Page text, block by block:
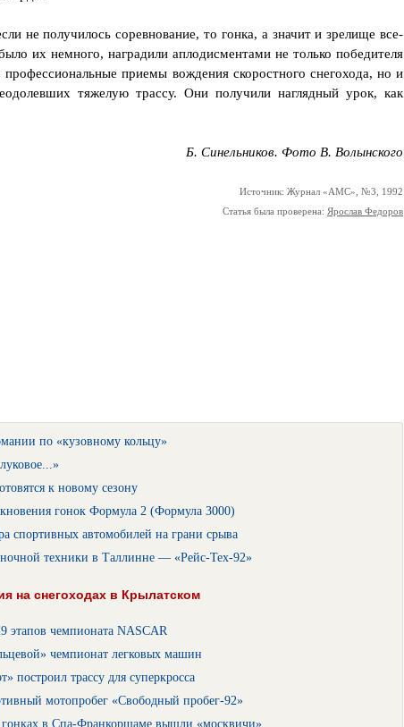
не получилось соревнование, то гонка, а значит и зрелище все-
их немного, наградили аплодисментами не только победителя
приемы вождения скоростного снегохода, но и
тяжелую трассу. Они получили наглядный урок, как
Б. Синельников. Фото В. Волынского
Источник: Журнал «АМС», №3, 1992
Статья была проверена: Ярослав Федоров
по «кузовному кольцу»
к новому сезону
гонок Формула 2 (Формула 3000)
спортивных автомобилей на грани срыва
техники в Таллинне — «Рейс-Тех-92»
на снегоходах в Крылатском
этапов чемпионата NASCAR
чемпионат легковых машин
построил трассу для суперкросса
мотопробег «Свободный пробег-92»
в Спа-Франкоршаме вышли «москвичи»